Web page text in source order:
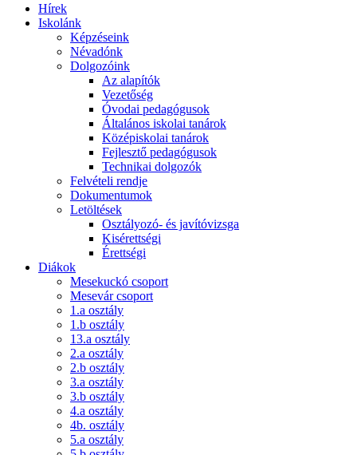
Hírek
Iskolánk
Képzéseink
Névadónk
Dolgozóink
Az alapítók
Vezetőség
Óvodai pedagógusok
Általános iskolai tanárok
Középiskolai tanárok
Fejlesztő pedagógusok
Technikai dolgozók
Felvételi rendje
Dokumentumok
Letöltések
Osztályozó- és javítóvizsga
Kisérettségi
Érettségi
Diákok
Mesekuckó csoport
Mesevár csoport
1.a osztály
1.b osztály
13.a osztály
2.a osztály
2.b osztály
3.a osztály
3.b osztály
4.a osztály
4b. osztály
5.a osztály